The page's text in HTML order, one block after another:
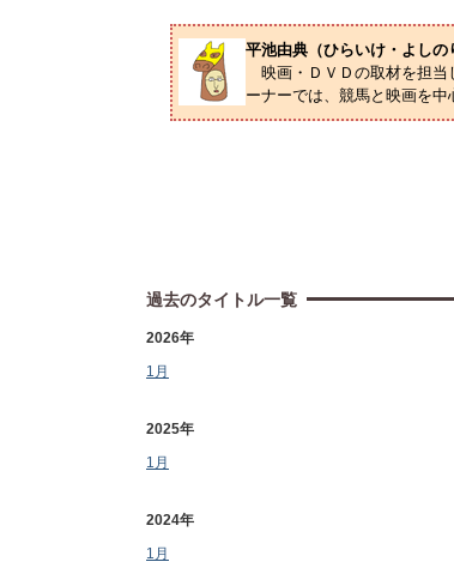
平池由典（ひらいけ・よし
映画・ＤＶＤの取材を担当
ーナーでは、競馬と映画を中
過去のタイトル一覧
2026年
1月
2025年
1月
2024年
1月